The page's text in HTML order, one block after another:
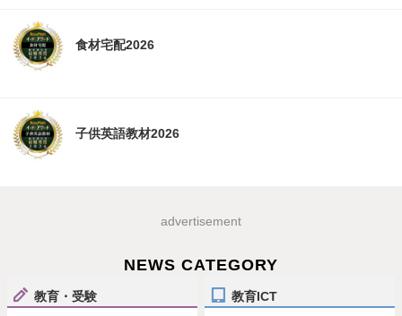
食材宅配2026
子供英語教材2026
advertisement
NEWS CATEGORY
教育・受験 教育ICT